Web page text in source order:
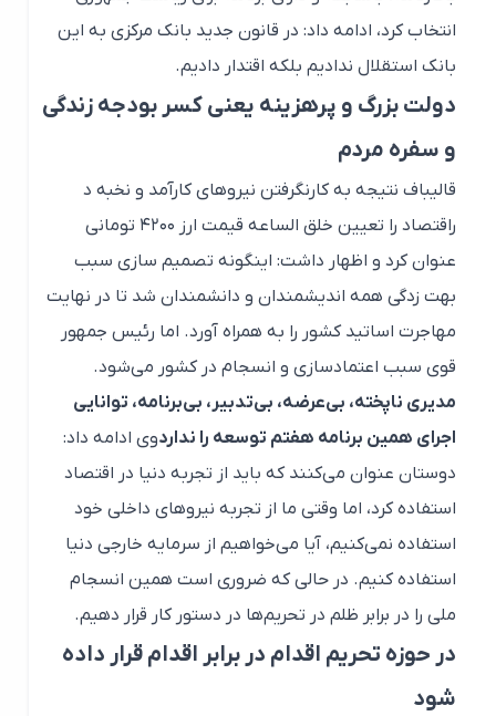
انتخاب کرد، ادامه داد: در قانون جدید بانک مرکزی به این
بانک استقلال ندادیم بلکه اقتدار دادیم.
دولت بزرگ و پرهزینه یعنی کسر بودجه زندگی
و سفره مردم
قالیباف نتیجه به کارنگرفتن نیروهای کارآمد و نخبه د
راقتصاد را تعیین خلق الساعه قیمت ارز ۴۲۰۰ تومانی
عنوان کرد و اظهار داشت: اینگونه تصمیم سازی سبب
بهت زدگی همه اندیشمندان و دانشمندان شد تا در نهایت
مهاجرت اساتید کشور را به همراه آورد. اما رئیس جمهور
قوی سبب اعتمادسازی و انسجام در کشور می‌شود.
مدیری ناپخته، بی‌عرضه، بی‌تدبیر، بی‌برنامه، توانایی
اجرای همین برنامه هفتم توسعه را نداردوی ادامه داد:
دوستان عنوان می‌کنند که باید از تجربه دنیا در اقتصاد
استفاده کرد، اما وقتی ما از تجربه نیروهای داخلی خود
استفاده نمی‌کنیم، آیا می‌خواهیم از سرمایه خارجی دنیا
استفاده کنیم. در حالی که ضروری است همین انسجام
ملی را در برابر ظلم در تحریم‌ها در دستور کار قرار دهیم.
در حوزه تحریم اقدام در برابر اقدام قرار داده
شود